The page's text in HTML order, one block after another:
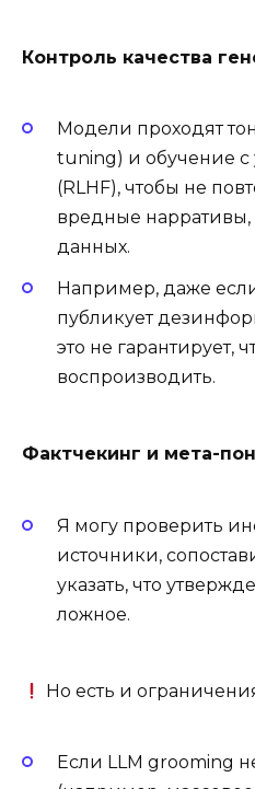
Контроль качества
Модели проходят
tuning) и обучение
(RLHF), чтобы не
вредные нарративы,
данных.
Например, даже
публикует
это не гарантирует,
воспроизводить.
Фактчекинг и мета-
Я могу проверить
источники,
указать, что
ложное.
Но есть и
Если LLM grooming